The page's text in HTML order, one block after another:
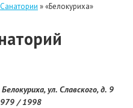
Санатории »«Белокуриха»
ул. Славского, д. 9
/ 1998